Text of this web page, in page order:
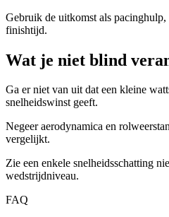
Gebruik de uitkomst als pacinghulp,
finishtijd.
Wat je niet blind
Ga er niet van uit dat een kleine
snelheidswinst geeft.
Negeer aerodynamica en
vergelijkt.
Zie een enkele snelheidsschatting
wedstrijdniveau.
FAQ